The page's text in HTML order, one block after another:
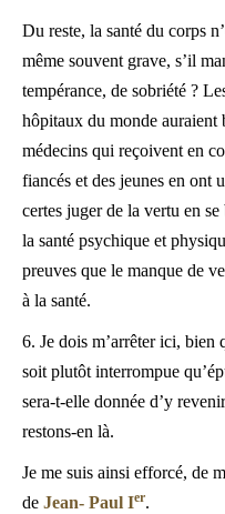
Du reste, la santé du corps
même souvent grave, s’il
tempérance, de sobriété ?
hôpitaux du monde auraient
médecins qui reçoivent en
fiancés et des jeunes en ont
certes juger de la vertu en
la santé psychique et
preuves que le manque de
à la santé.
6. Je dois m’arrêter ici, bien
soit plutôt interrompue
sera-t-elle donnée d’y
restons-en là.
Je me suis ainsi efforcé, de
de Jean- Paul Ier.